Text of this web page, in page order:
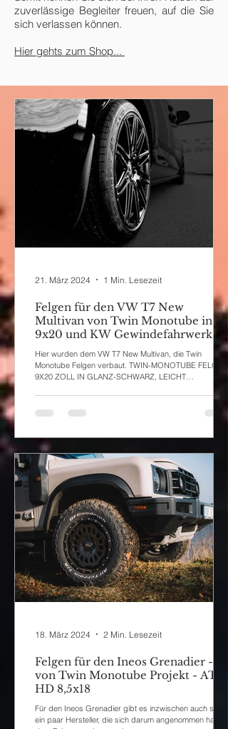
zuverlässige Begleiter freuen, auf die Sie
sich verlassen können.
Hier gehts zum Shop...
Felgen für den VW T7 New
Multivan von Twin Monotube in
9x20 und KW Gewindefahrwerk
Hier wurden dem VW T7 New Multivan, die Twin
Monotube Felgen verbaut. TWIN-MONOTUBE FELGE
9X20 ZOLL IN GLANZ-SCHWARZ, LEICHT
21. März 2024 1 Min. Lesezeit
Felgen für den Ineos Grenadier -
von Twin Monotube Projekt - AT
HD 8,5x18
Für den Ineos Grenadier gibt es inzwischen auch schon
ein paar Hersteller, die sich darum angenommen haben,
18. März 2024 2 Min. Lesezeit